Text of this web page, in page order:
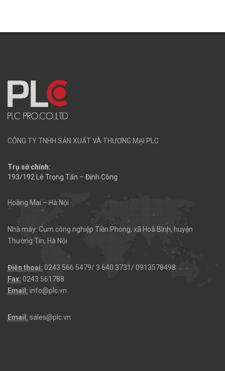
CÔNG TY TNHH SẢN XUẤT VÀ THƯƠNG MẠI PLC
Trụ sở chính:
193/192 Lê Trọng Tấn – Định Công
Hoàng Mai – Hà Nội
Nhà máy: Cụm công nghiệp Tiền Phong, xã Hoà Bình, huyện
Thường Tín, Hà Nội
Điện thoại: 0243 566 5479/ 3 640 3731/ 0913578498
Fax: 0243 561788
Email: info@plc.vn
Email: sales@plc.vn